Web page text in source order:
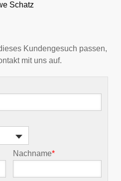
Schatz
Kundengesuch passen,
mit uns auf.
Nachname*